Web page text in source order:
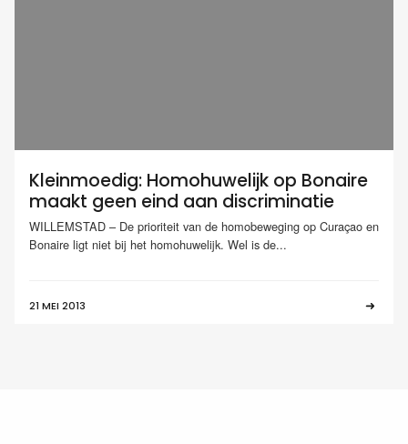
Kleinmoedig: Homohuwelijk op Bonaire
maakt geen eind aan discriminatie
WILLEMSTAD – De prioriteit van de homobeweging op Curaçao en
Bonaire ligt niet bij het homohuwelijk. Wel is de...
21 MEI 2013